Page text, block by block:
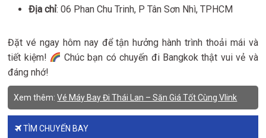
Địa chỉ: 06 Phan Chu Trinh, P Tân Sơn Nhì, TPHCM
Đặt vé ngay hôm nay để tận hưởng hành trình thoải mái và
tiết kiệm!
Chúc bạn có chuyến đi Bangkok thật vui vẻ và
đáng nhớ!
Xem thêm:Vé Máy Bay Đi Thái Lan – Săn Giá Tốt Cùng Vlink
TÌM CHUYẾN BAY